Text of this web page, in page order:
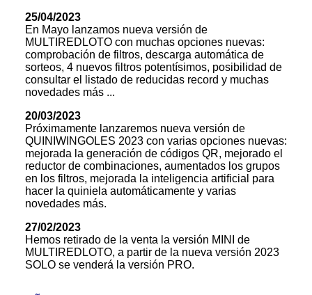
25/04/2023
En Mayo lanzamos nueva versión de
MULTIREDLOTO con muchas opciones nuevas:
comprobación de filtros, descarga automática de
sorteos, 4 nuevos filtros potentísimos, posibilidad de
consultar el listado de reducidas record y muchas
novedades más ...
20/03/2023
Próximamente lanzaremos nueva versión de
QUINIWINGOLES 2023 con varias opciones nuevas:
mejorada la generación de códigos QR, mejorado el
reductor de combinaciones, aumentados los grupos
en los filtros, mejorada la inteligencia artificial para
hacer la quiniela automáticamente y varias
novedades más.
27/02/2023
Hemos retirado de la venta la versión MINI de
MULTIREDLOTO, a partir de la nueva versión 2023
SOLO se venderá la versión PRO.